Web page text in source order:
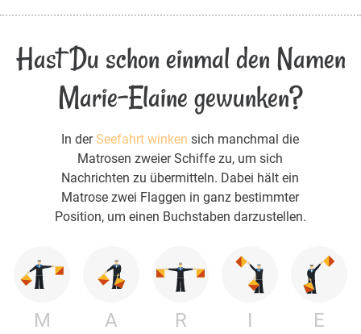
Hast Du schon einmal den Namen
Marie-Elaine gewunken?
In derSeefahrt winken sich manchmal die
Matrosen zweier Schiffe zu, um sich
Nachrichten zu übermitteln. Dabei hält ein
Matrose zwei Flaggen in ganz bestimmter
Position, um einen Buchstaben darzustellen.
M A R I E